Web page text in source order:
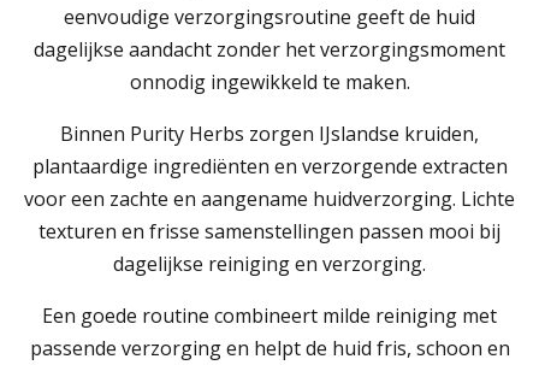
eenvoudige verzorgingsroutine geeft de huid
dagelijkse aandacht zonder het verzorgingsmoment
onnodig ingewikkeld te maken.
Binnen Purity Herbs zorgen IJslandse kruiden,
plantaardige ingrediënten en verzorgende extracten
voor een zachte en aangename huidverzorging. Lichte
texturen en frisse samenstellingen passen mooi bij
dagelijkse reiniging en verzorging.
Een goede routine combineert milde reiniging met
passende verzorging en helpt de huid fris, schoon en